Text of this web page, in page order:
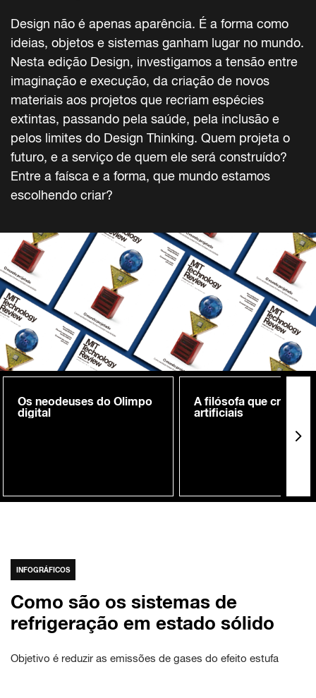
Design não é apenas aparência. É a forma como
ideias, objetos e sistemas ganham lugar no mundo.
Nesta edição Design, investigamos a tensão entre
imaginação e execução, da criação de novos
materiais aos projetos que recriam espécies
extintas, passando pela saúde, pela inclusão e
pelos limites do Design Thinking. Quem projeta o
futuro, e a serviço de quem ele será construído?
Entre a faísca e a forma, que mundo estamos
escolhendo criar?
Os neodeuses do Olimpo
digital
A filósofa que cria
artificiais
INFOGRÁFICOS
Como são os sistemas de
refrigeração em estado sólido
Objetivo é reduzir as emissões de gases do efeito estufa